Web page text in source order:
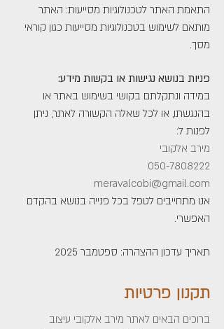
התאמת האתר לטכנולוגיות מסייעות: האתר
מותאם לשימוש בטכנולוגיות מסייעות כגון קוראי
מסך.
פניות בנושא נגישות או בקשות מידע:
במידה ונתקלתם בקושי בשימוש באתר או
בהנגשתו, או לכל שאלה הקשורה לאתר, ניתן
לפנות ל:
מירב אלקובי
050-7808222
meravalcobi@gmail.com
אנו מתחייבים לטפל בכל פנייה בנושא בהקדם
האפשרי.
תאריך עדכון ההצהרה: ספטמבר 2025
תקנון פרטיות
ברוכים הבאים לאתר מירב אלקובי עיצוב